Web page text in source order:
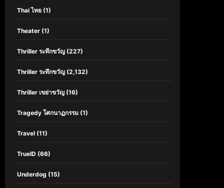
Thai ไทย (1)
Theater (1)
Thriller ระทึกขวัญ (227)
Thriller ระทึกขวัญ (2,132)
Thriller เขย่าขวัญ (16)
Tragedy โศกนาฏกรรม (1)
Travel (11)
TrueID (66)
Underdog (15)